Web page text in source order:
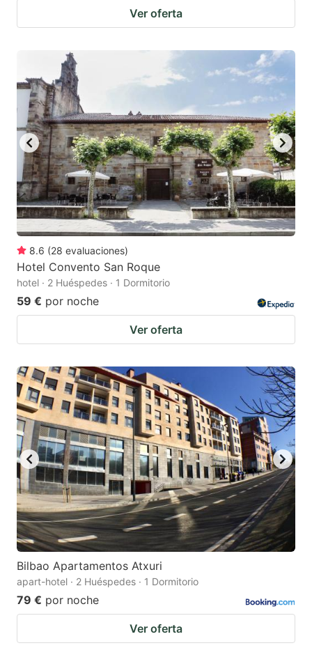
Ver oferta
8.6 (28 evaluaciones)
Hotel Convento San Roque
hotel · 2 Huéspedes · 1 Dormitorio
59 € por noche
Ver oferta
Bilbao Apartamentos Atxuri
apart-hotel · 2 Huéspedes · 1 Dormitorio
79 € por noche
Ver oferta